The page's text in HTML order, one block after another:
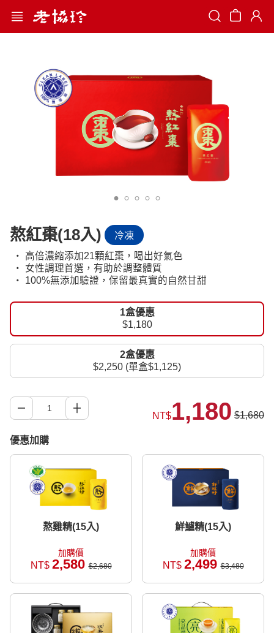
Search
熬紅棗(18入)
冷凍
‧ 高倍濃縮添加21顆紅棗，喝出好氣色
‧ 女性調理首選，有助於調整體質
‧ 100%無添加驗證，保留最真實的自然甘甜
1盒優惠
$1,180
2盒優惠
$2,250 (單盒$1,125)
NT$1,180 $1,680
優惠加購
熬雞精(15入)
加購價
NT$ 2,580$2,680
鮮鱸精(15入)
加購價
NT$ 2,499$3,480